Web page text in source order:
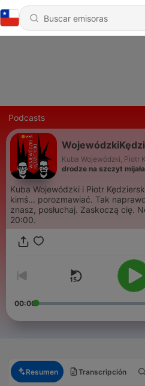
Podcasts
Kuba Wojewódzki, Piotr
drodze na szczyt
Kuba Wojewódzki i Piotr
kimś... porozmawiać. Tak
znasz, posłuchaj. Zaskoczą cię.
20:00.
00:00
Resumen Transcripción